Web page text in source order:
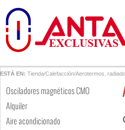
ESTÁ EN: Tienda/Calefacción/Aerotermos,
Osciladores magnéticos CMO
Alquiler
Aire acondicionado